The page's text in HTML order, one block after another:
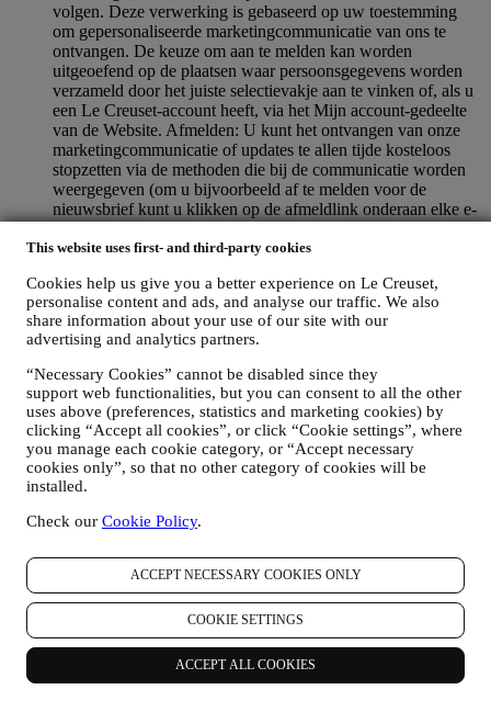
This website uses first- and third-party cookies
Cookies help us give you a better experience on Le Creuset,
personalise content and ads, and analyse our traffic. We also
share information about your use of our site with our
advertising and analytics partners.
“Necessary Cookies” cannot be disabled since they
support web functionalities, but you can consent to all the other
uses above (preferences, statistics and marketing cookies) by
clicking “Accept all cookies”, or click “Cookie settings”, where
you manage each cookie category, or “Accept necessary
cookies only”, so that no other category of cookies will be
installed.
Check our Cookie Policy.
ACCEPT NECESSARY COOKIES ONLY
COOKIE SETTINGS
ACCEPT ALL COOKIES
volgen. Deze verwerking is gebaseerd op uw toestemming
om gepersonaliseerde marketingcommunicatie van ons te
ontvangen. De keuze om aan te melden kan worden
uitgeoefend op de plaatsen waar persoonsgegevens worden
verzameld door het juiste selectievakje aan te vinken of, als u
een Le Creuset-account heeft, via het Mijn account-gedeelte
van de Website. Afmelden: U kunt het ontvangen van onze
marketingcommunicatie of updates te allen tijde kosteloos
stopzetten via de methoden die bij de communicatie worden
weergegeven (om u bijvoorbeeld af te melden voor de
nieuwsbrief kunt u klikken op de afmeldlink onderaan elke e-
uw marketingvoorkeuren beheren. Als u onze
e-mail sturen naarprivacy@lecreuset.com. Wij zullen uw
afmelding zo spoedig mogelijk verwerken, maar in sommige
gevallen kunt u nog enkele berichten ontvangen totdat de
afmelding volledig is verwerkt.
Weet dat wij uw contactgegevens en andere
persoonsgegevens niet doorgeven of verkopen aan andere
bedrijven voor hun marketingdoeleinden.
RE-TARGETING / OM ONZE AANBIEDINGEN AAN
TE PASSEN EN DE KLANTERVARING TE
VERBETEREN
Wij willen uw gegevens gebruiken om onze diensten en
om u een gepersonaliseerde Le Creuset-klantervaring te
analyseren, bijvoorbeeld met betrekking tot de meest bekeken
producten, uw interactie met ons op sociale media, welke
pagina's van onze Website u bezoekt, welke inhoud van onze
aanbiedingen u leest. Wij doen dit voornamelijk door en ook
in combinatie met uw gegevens en voorkeuren die worden
verzameld zodra u zich inschrijft voor onze gepersonaliseerde
marketingcommunicatie. Wij zullen deze informatie gebruiken